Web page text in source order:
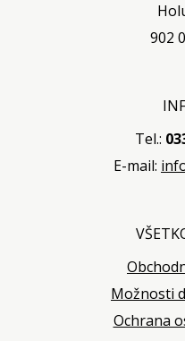
902
Tel.:
E-mail:
Možnosti
Ochrana